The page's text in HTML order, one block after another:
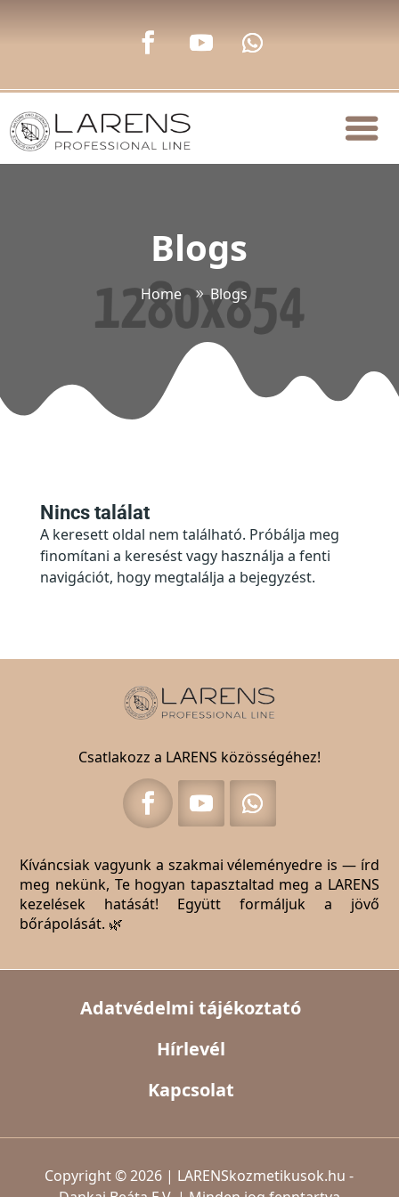
Blogs
Home Blogs
Nincs találat
A keresett oldal nem található. Próbálja meg
finomítani a keresést vagy használja a fenti
navigációt, hogy megtalálja a bejegyzést.
Csatlakozz a LARENS közösségéhez!
Kíváncsiak vagyunk a szakmai véleményedre is — írd
meg nekünk, Te hogyan tapasztaltad meg a LARENS
kezelések hatását! Együtt formáljuk a jövő
bőrápolását. 🌿
Adatvédelmi tájékoztató
Hírlevél
Kapcsolat
Copyright © 2026 | LARENSkozmetikusok.hu -